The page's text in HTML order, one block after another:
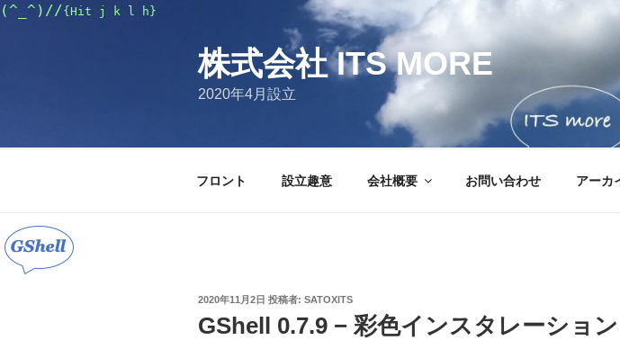
コ
株式会社 ITS MORE
2020年4月設立
フロント 設立趣意 会社概要 お問い合わせ アーカ
投
日:
2020年11月2日 投稿者: SATOXITS
GShell 0.7.9 − 彩色インスタレーション
(^_^)//{Hit j k l h}